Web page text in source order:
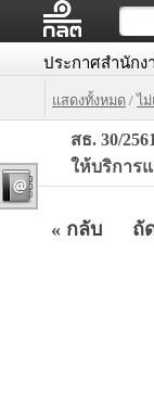
ประกาศสำนัก
แสดงทั้งหมด / ไ
สธ. 30/
ให้บริการ
« กลับ ถั